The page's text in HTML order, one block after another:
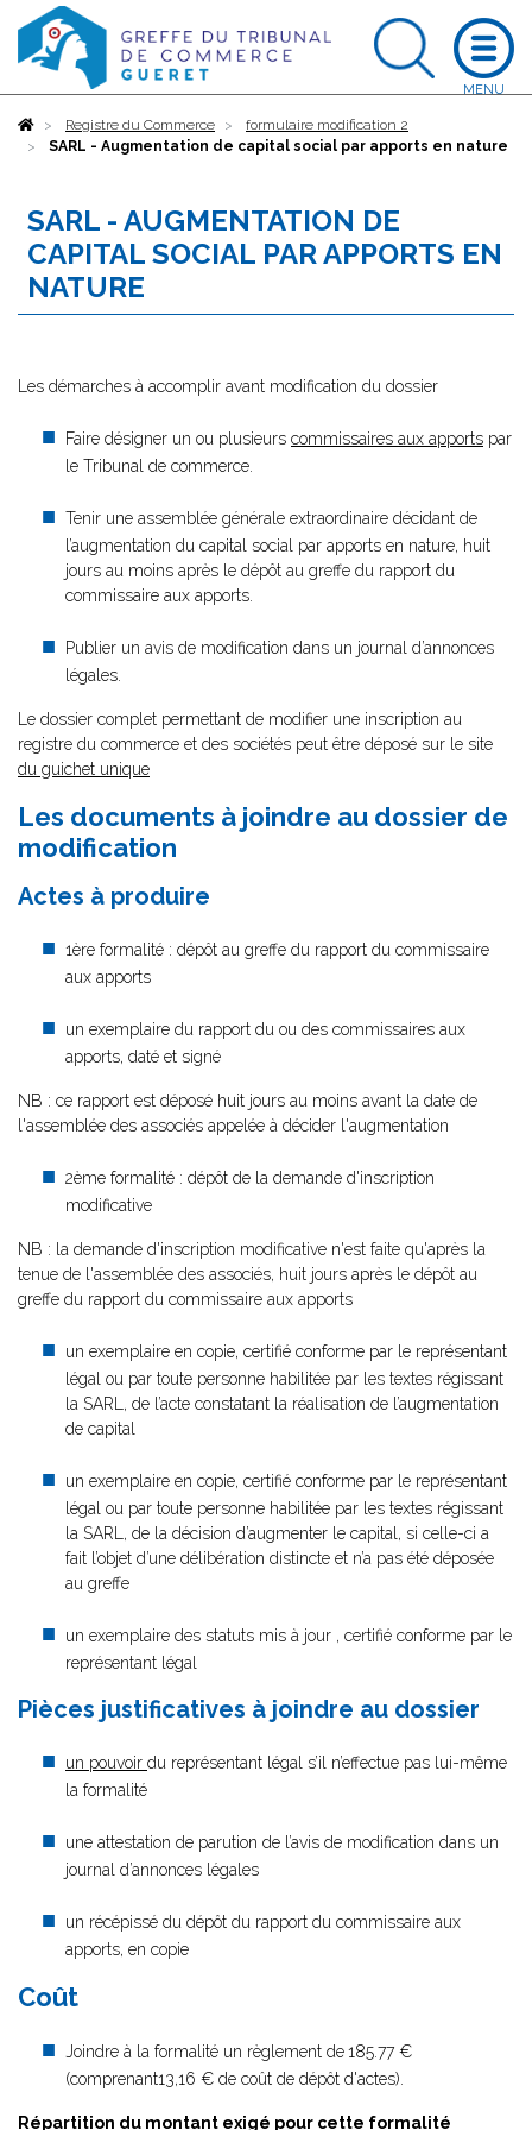
AccueilRegistre du Commerce
formulaire modification 2
SARL - Augmentation de capital social par apports en nature
SARL - AUGMENTATION DE
CAPITAL SOCIAL PAR APPORTS EN
NATURE
Les démarches à accomplir avant modification du dossier
Faire désigner un ou plusieurs commissaires aux apports par
le Tribunal de commerce.
Tenir une assemblée générale extraordinaire décidant de
l’augmentation du capital social par apports en nature, huit
jours au moins après le dépôt au greffe du rapport du
commissaire aux apports.
Publier un avis de modification dans un journal d’annonces
légales.
Le dossier complet permettant de modifier une inscription au
registre du commerce et des sociétés peut être déposé sur le site
du guichet unique
Les documents à joindre au dossier de
modification
Actes à produire
1ère formalité : dépôt au greffe du rapport du commissaire
aux apports
un exemplaire du rapport du ou des commissaires aux
apports, daté et signé
NB : ce rapport est déposé huit jours au moins avant la date de
l'assemblée des associés appelée à décider l'augmentation
2ème formalité : dépôt de la demande d'inscription
modificative
NB : la demande d'inscription modificative n'est faite qu'après la
tenue de l'assemblée des associés, huit jours après le dépôt au
greffe du rapport du commissaire aux apports
un exemplaire en copie, certifié conforme par le représentant
légal ou par toute personne habilitée par les textes régissant
la SARL, de l’acte constatant la réalisation de l’augmentation
de capital
un exemplaire en copie, certifié conforme par le représentant
légal ou par toute personne habilitée par les textes régissant
la SARL, de la décision d’augmenter le capital, si celle-ci a
fait l’objet d’une délibération distincte et n’a pas été déposée
au greffe
un exemplaire des statuts mis à jour , certifié conforme par le
représentant légal
Pièces justificatives à joindre au dossier
un pouvoir du représentant légal s’il n’effectue pas lui-même
la formalité
une attestation de parution de l’avis de modification dans un
journal d’annonces légales
un récépissé du dépôt du rapport du commissaire aux
apports, en copie
Coût
Joindre à la formalité un règlement de185.77 €
(comprenant13,16 € de coût de dépôt d'actes).
Répartition du montant exigé pour cette formalité